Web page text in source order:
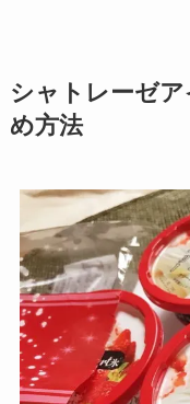
シャトレーゼ
め方法